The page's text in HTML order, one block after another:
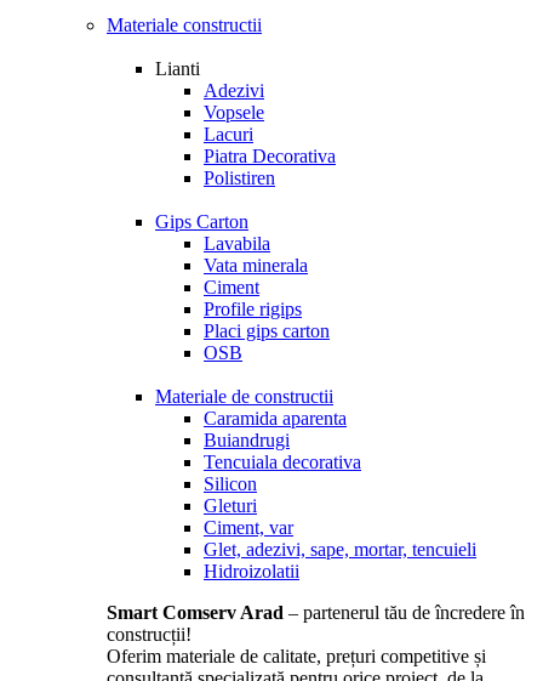
Materiale constructii
Lianti
Adezivi
Vopsele
Lacuri
Piatra Decorativa
Polistiren
Gips Carton
Lavabila
Vata minerala
Ciment
Profile rigips
Placi gips carton
OSB
Materiale de constructii
Caramida aparenta
Buiandrugi
Tencuiala decorativa
Silicon
Gleturi
Ciment, var
Glet, adezivi, sape, mortar, tencuieli
Hidroizolatii
Smart Comserv Arad – partenerul tău de încredere în
construcții!
Oferim materiale de calitate, prețuri competitive și